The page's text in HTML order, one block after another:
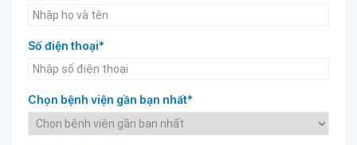
Số điện thoại*
Chọn bệnh viện gần bạn nhất*